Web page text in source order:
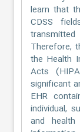
learn that
CDSS
transmitted
Therefore,
the Health
Acts
significant
EHR
individual,
and